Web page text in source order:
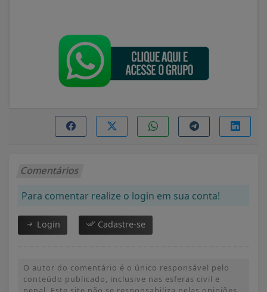
Comentários
Para comentar realize o login em sua conta!
Login Cadastre-se
O autor do comentário é o único responsável pelo
conteúdo publicado, inclusive nas esferas civil e